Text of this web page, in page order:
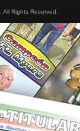
Rights Reserved.